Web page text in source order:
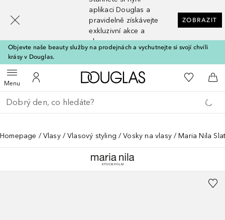
aplikaci Douglas a
pravidelně získávejte
exkluzivní akce a
slevy
ZOBRAZIT
Objevte naše beauty služby na prodejnách a vychutnejte si svojí chvíli
krásy v Douglas.
MenuOtevřít menuK mému účtu
Domů K mému
Do
Vraťte se
Proveďte vyhledávání
Homepage Vlasy Vlasový styling Vosky na vlasy Maria Nila
[navigation.slideout.screenreader]